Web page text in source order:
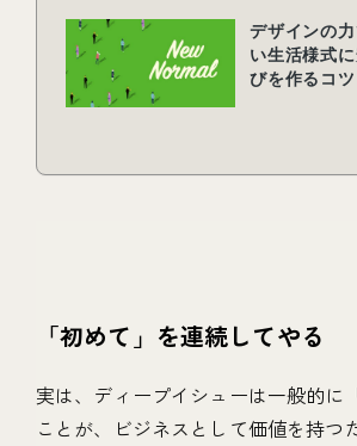
「初めて」を連続してやる
実は、ディープイシューは一般的に
ことが、ビジネスとして価値を持つ